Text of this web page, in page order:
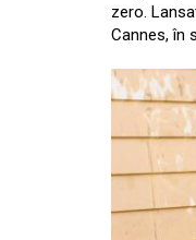
zero.
Cannes, în